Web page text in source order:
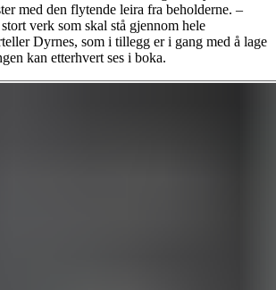
med den flytende leira fra beholderne. –
verk som skal stå gjennom hele
Dyrnes, som i tillegg er i gang med å lage
kan etterhvert ses i boka.